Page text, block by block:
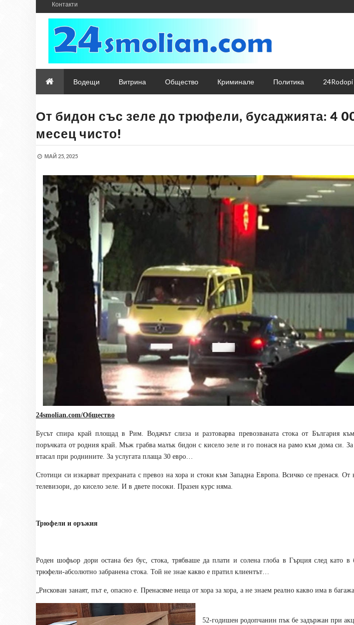
Контакти
Водещи Витрина Общество Криминале Политика 24Rodopi
От бидон със зеле до трюфели, бусаджията: 4
месец чисто!
МАЙ 25, 2025
24smolian.com/Общество
Бусът спира край площад в Рим. Водачът слиза и разтоварва превозваната стока от България
поръчката от родния край. Мъж грабва малък бидон с кисело зеле и го понася на рамо към дома си.
втасал при роднините. За услугата плаща 30 евро…
Стотици си изкарват прехраната с превоз на хора и стоки към Западна Европа. Всичко се пренася.
телевизори, до кисело зеле. И в двете посоки. Празен курс няма.
Трюфели и оръжия
Роден шофьор дори остана без бус, стока, трябваше да плати и солена глоба в Гърция след като
трюфели-абсолютно забранена стока. Той не знае какво е пратил клиентът…
„Рискован занаят, път е, опасно е. Пренасяме неща от хора за хора, а не знаем реално какво има в
52-годишен родопчанин пък бе задържан при